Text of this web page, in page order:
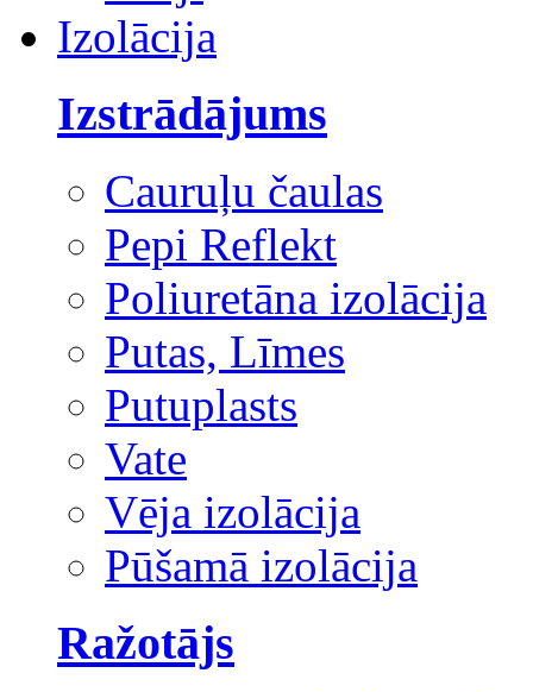
Izolācija
Izstrādājums
Cauruļu čaulas
Pepi Reflekt
Poliuretāna izolācija
Putas, Līmes
Putuplasts
Vate
Vēja izolācija
Pūšamā izolācija
Ražotājs